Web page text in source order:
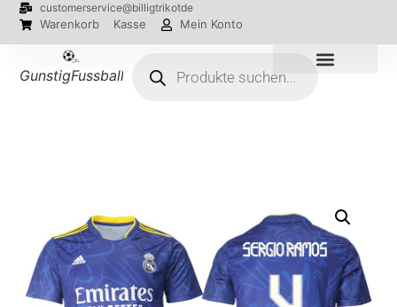
customerservice@billigtrikotde
Warenkorb Kasse Mein Konto
GunstigFussballTrikot